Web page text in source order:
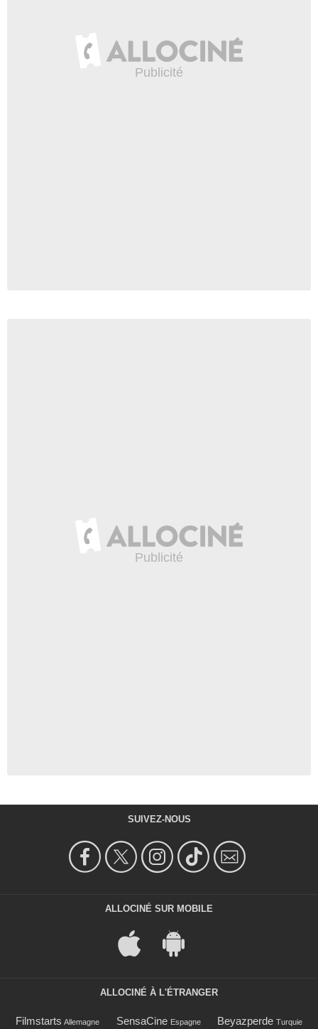
SUIVEZ-NOUS
ALLOCINÉ SUR MOBILE
ALLOCINÉ À L'ÉTRANGER
Filmstarts Allemagne SensaCine Espagne Beyazperde Turquie